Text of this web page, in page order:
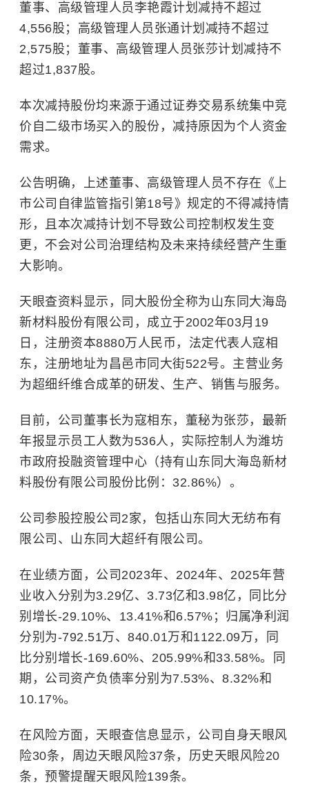
董事、高级管理人员李艳霞计划减持不超过
4,556股；高级管理人员张通计划减持不超过
2,575股；董事、高级管理人员张莎计划减持不
超过1,837股。
本次减持股份均来源于通过证券交易系统集中竞
价自二级市场买入的股份，减持原因为个人资金
需求。
公告明确，上述董事、高级管理人员不存在《上
市公司自律监管指引第18号》规定的不得减持情
形，且本次减持计划不导致公司控制权发生变
更，不会对公司治理结构及未来持续经营产生重
大影响。
天眼查资料显示，同大股份全称为山东同大海岛
新材料股份有限公司，成立于2002年03月19
日，注册资本8880万人民币，法定代表人寇相
东，注册地址为昌邑市同大街522号。主营业务
为超细纤维合成革的研发、生产、销售与服务。
目前，公司董事长为寇相东，董秘为张莎，最新
年报显示员工人数为536人，实际控制人为潍坊
市政府投融资管理中心（持有山东同大海岛新材
料股份有限公司股份比例：32.86%）。
公司参股控股公司2家，包括山东同大无纺布有
限公司、山东同大超纤有限公司。
在业绩方面，公司2023年、2024年、2025年营
业收入分别为3.29亿、3.73亿和3.98亿，同比分
别增长-29.10%、13.41%和6.57%；归属净利润
分别为-792.51万、840.01万和1122.09万，同
比分别增长-169.60%、205.99%和33.58%。同
期，公司资产负债率分别为7.53%、8.32%和
10.17%。
在风险方面，天眼查信息显示，公司自身天眼风
险30条，周边天眼风险37条，历史天眼风险20
条，预警提醒天眼风险139条。